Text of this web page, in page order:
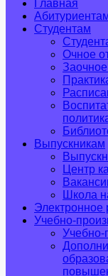
Главная
Студентам
Очное
Выпускникам
Центр
Школа
Электронное
Учебно-
Учебно-